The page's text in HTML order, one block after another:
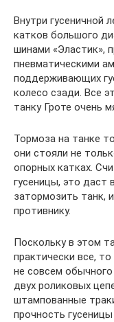
Внутри гусеничной
катков большого
шинами «Эластик»,
пневматическими
поддерживающих
колесо сзади. Все
танку Гроте очень
Тормоза на танке
они стояли не
опорных катках.
гусеницы, это даст
затормозить танк,
противнику.
Поскольку в этом
практически все,
не совсем
двух роликовых
штампованные
прочность